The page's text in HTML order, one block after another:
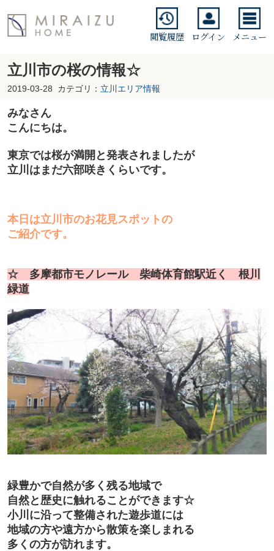
閲覧履歴 ログイン メニュー
立川市の桜の情報☆
2019-03-28 カテゴリ： 立川エリア情報
みなさん
こんにちは。
東京では桜が満開と発表されましたが
立川はまだ六部咲きくらいです。
本日は立川市のお花見スポットの
ご紹介です。
☆ 多摩都市モノレール 柴崎体育館駅近く 根川
緑道
緑豊かで自然が多く残る地域で
自然と歴史に触れることができます☆
小川に沿って整備された遊歩道には
地域の方や遠方から散策を楽しまれる
多くの方が訪れます。